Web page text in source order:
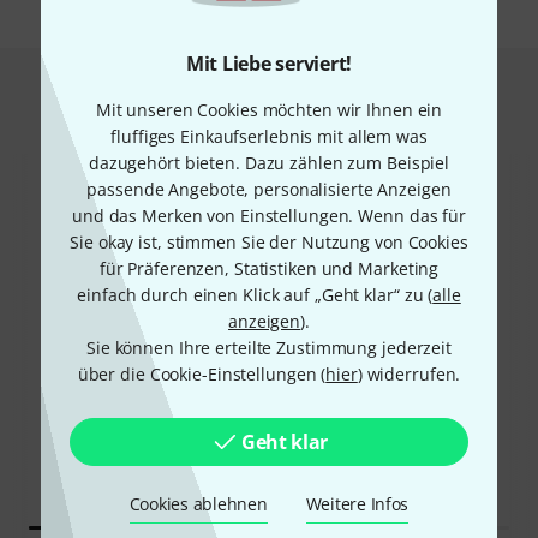
Mit Liebe serviert!
Mit unseren Cookies möchten wir Ihnen ein
fluffiges Einkaufserlebnis mit allem was
dazugehört bieten. Dazu zählen zum Beispiel
passende Angebote, personalisierte Anzeigen
und das Merken von Einstellungen. Wenn das für
Sie okay ist, stimmen Sie der Nutzung von Cookies
für Präferenzen, Statistiken und Marketing
einfach durch einen Klick auf „Geht klar“ zu (alle
anzeigen).
Sie können Ihre erteilte Zustimmung jederzeit
über die Cookie-Einstellungen (hier) widerrufen.
Geht klar
Cookies ablehnen Weitere Infos
Das kauften Kunden, die sich dieses
Produkt angesehen haben
40%
KAUFTEN
GENAU DIESES PRODUKT
17%
Thomann Portuguese